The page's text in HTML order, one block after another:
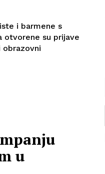
i barmene s
obrazovni
u